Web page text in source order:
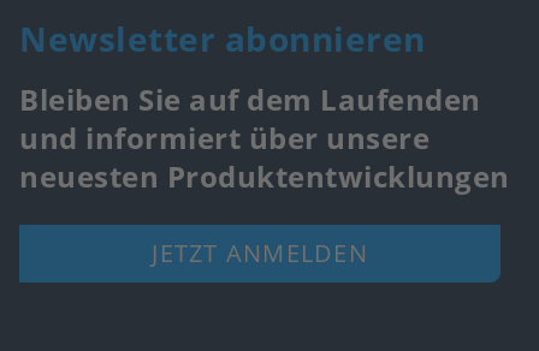
Newsletter abonnieren
Bleiben Sie auf dem Laufenden
und informiert über unsere
neuesten Produktentwicklungen
JETZT ANMELDEN